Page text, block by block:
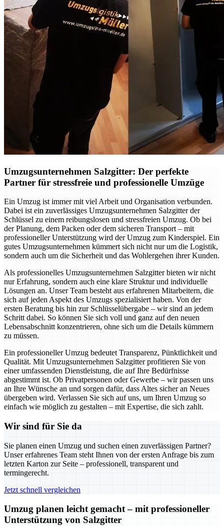
Umzugsunternehmen Salzgitter: Der perfekte
Partner für stressfreie und professionelle Umzüge
Ein Umzug ist immer mit viel Arbeit und Organisation verbunden.
Dabei ist ein zuverlässiges Umzugsunternehmen Salzgitter der
Schlüssel zu einem reibungslosen und stressfreien Umzug. Ob bei
der Planung, dem Packen oder dem sicheren Transport – mit
professioneller Unterstützung wird der Umzug zum Kinderspiel. Ein
gutes Umzugsunternehmen kümmert sich nicht nur um die Logistik,
sondern auch um die Sicherheit und das Wohlergehen ihrer Kunden.
Als professionelles Umzugsunternehmen Salzgitter bieten wir nicht
nur Erfahrung, sondern auch eine klare Struktur und individuelle
Lösungen an. Unser Team besteht aus erfahrenen Mitarbeitern, die
sich auf jeden Aspekt des Umzugs spezialisiert haben. Von der
ersten Beratung bis hin zur Schlüsselübergabe – wir sind an jedem
Schritt dabei. So können Sie sich voll und ganz auf den neuen
Lebensabschnitt konzentrieren, ohne sich um die Details kümmern
zu müssen.
Ein professioneller Umzug bedeutet Transparenz, Pünktlichkeit und
Qualität. Mit Umzugsunternehmen Salzgitter profitieren Sie von
einer umfassenden Dienstleistung, die auf Ihre Bedürfnisse
abgestimmt ist. Ob Privatpersonen oder Gewerbe – wir passen uns
an Ihre Wünsche an und sorgen dafür, dass Altes sicher an Neues
übergeben wird. Verlassen Sie sich auf uns, um Ihren Umzug so
einfach wie möglich zu gestalten – mit Expertise, die sich zahlt.
Wir sind für Sie da
Sie planen einen Umzug und suchen einen zuverlässigen Partner?
Unser erfahrenes Team steht Ihnen von der ersten Anfrage bis zum
letzten Karton zur Seite – professionell, transparent und
termingerecht.
Jetzt schnell vergleichen
Umzug planen leicht gemacht – mit professioneller
Unterstützung von Salzgitter